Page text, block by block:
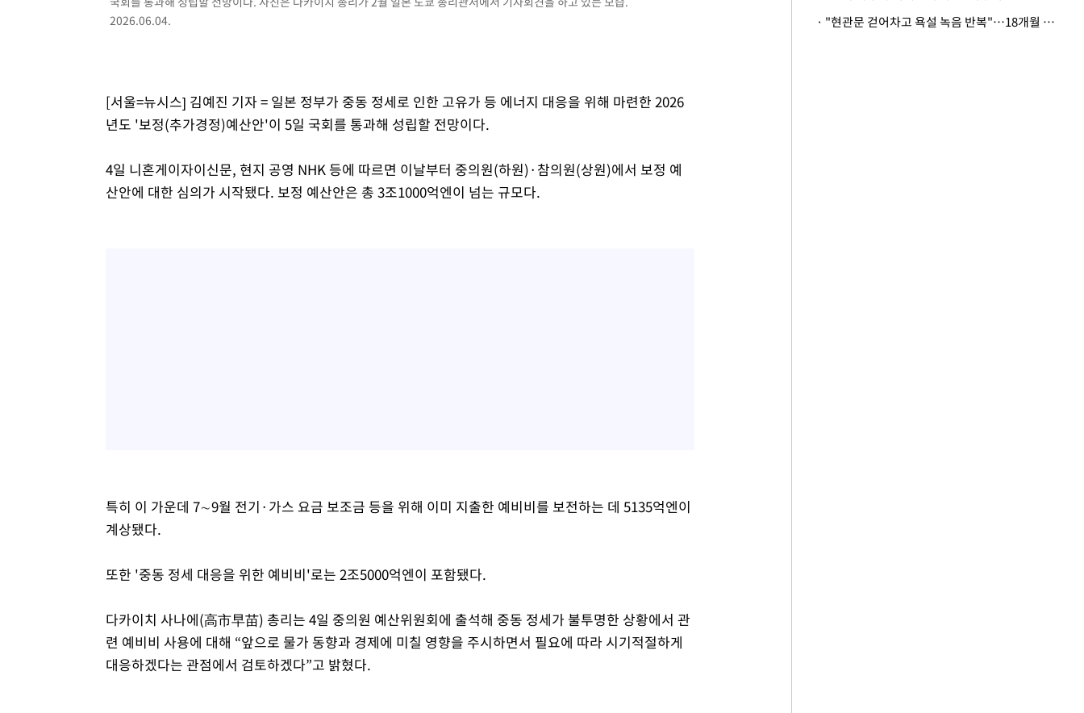
2026.06.04.
[서울=뉴시스] 김예진 기자 = 일본 정부가 중동 정세로 인한 고유가 등 에너지 대응을 위해 마련한 2026
년도 '보정(추가경정)예산안'이 5일 국회를 통과해 성립할 전망이다.
4일 니혼게이자이신문, 현지 공영 NHK 등에 따르면 이날부터 중의원(하원)·참의원(상원)에서 보정 예
산안에 대한 심의가 시작됐다. 보정 예산안은 총 3조1000억엔이 넘는 규모다.
특히 이 가운데 7∼9월 전기·가스 요금 보조금 등을 위해 이미 지출한 예비비를 보전하는 데 5135억엔이
계상됐다.
또한 '중동 정세 대응을 위한 예비비'로는 2조5000억엔이 포함됐다.
다카이치 사나에(高市早苗) 총리는 4일 중의원 예산위원회에 출석해 중동 정세가 불투명한 상황에서 관
련 예비비 사용에 대해 “앞으로 물가 동향과 경제에 미칠 영향을 주시하면서 필요에 따라 시기적절하게
대응하겠다는 관점에서 검토하겠다”고 밝혔다.
· "현관문 걷어차고 욕설 녹음 반복"…18개월 아기 키우는 집 뒤흔든 '앞집의 비극'